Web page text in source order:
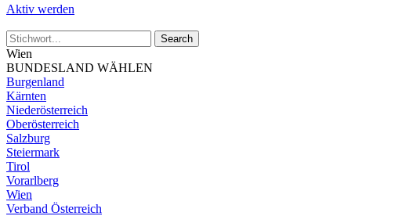
Aktiv werden
Wien
BUNDESLAND WÄHLEN
Burgenland
Kärnten
Niederösterreich
Oberösterreich
Salzburg
Steiermark
Tirol
Vorarlberg
Wien
Verband Österreich